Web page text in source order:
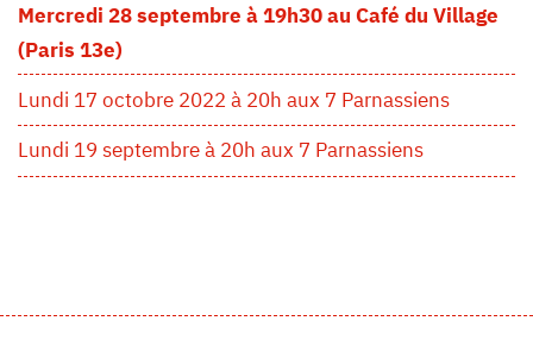
Mercredi 28 septembre à 19h30 au Café du Village
(Paris 13e)
Lundi 17 octobre 2022 à 20h aux 7 Parnassiens
Lundi 19 septembre à 20h aux 7 Parnassiens